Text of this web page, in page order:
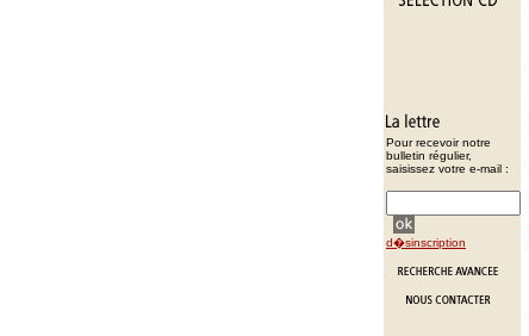
Pour recevoir notre
bulletin régulier,
saisissez votre e-mail :
d�sinscription